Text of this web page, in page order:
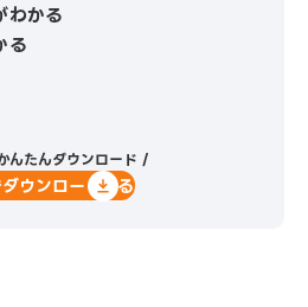
わかる
る
んたんダウンロード /
ウンロードする